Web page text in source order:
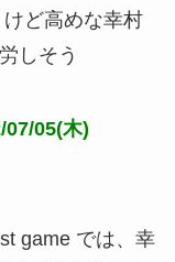
ど高めな幸村
しそう
07/05(木)
game では、幸